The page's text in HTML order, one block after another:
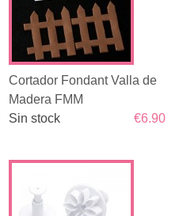
Cortador Fondant Valla de
Madera FMM
€6.90
Sin stock